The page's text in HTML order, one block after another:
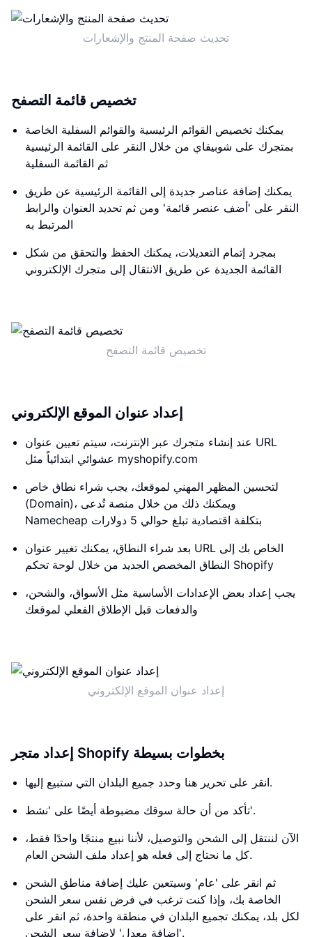
تحديث صفحة المنتج والإشعارات
تخصيص قائمة التصفح
يمكنك تخصيص القوائم الرئيسية والقوائم السفلية الخاصة
بمتجرك على شوبيفاي من خلال النقر على القائمة الرئيسية
ثم القائمة السفلية
يمكنك إضافة عناصر جديدة إلى القائمة الرئيسية عن طريق
النقر على 'أضف عنصر قائمة' ومن ثم تحديد العنوان والرابط
المرتبط به
بمجرد إتمام التعديلات، يمكنك الحفظ والتحقق من شكل
القائمة الجديدة عن طريق الانتقال إلى متجرك الإلكتروني
تخصيص قائمة التصفح
إعداد عنوان الموقع الإلكتروني
عند إنشاء متجرك عبر الإنترنت، سيتم تعيين عنوان URL
عشوائي ابتدائياً مثل myshopify.com
لتحسين المظهر المهني لموقعك، يجب شراء نطاق خاص
(Domain)، ويمكنك ذلك من خلال منصة تُدعى
Namecheap بتكلفة اقتصادية تبلغ حوالي 5 دولارات
بعد شراء النطاق، يمكنك تغيير عنوان URL الخاص بك إلى
النطاق المخصص الجديد من خلال لوحة تحكم Shopify
يجب إعداد بعض الإعدادات الأساسية مثل الأسواق، والشحن،
والدفعات قبل الإطلاق الفعلي لموقعك
إعداد عنوان الموقع الإلكتروني
إعداد متجر Shopify بخطوات بسيطة
انقر على تحرير هنا وحدد جميع البلدان التي ستبيع إليها.
تأكد من أن حالة سوقك مضبوطة أيضًا على 'نشط'.
الآن لننتقل إلى الشحن والتوصيل، لأننا نبيع منتجًا واحدًا فقط،
كل ما نحتاج إلى فعله هو إعداد ملف الشحن العام.
ثم انقر على 'عام' وسيتعين عليك إضافة مناطق الشحن
الخاصة بك، وإذا كنت ترغب في فرض نفس سعر الشحن
لكل بلد، يمكنك تجميع البلدان في منطقة واحدة، ثم انقر على
'إضافة معدل' لإضافة سعر الشحن.